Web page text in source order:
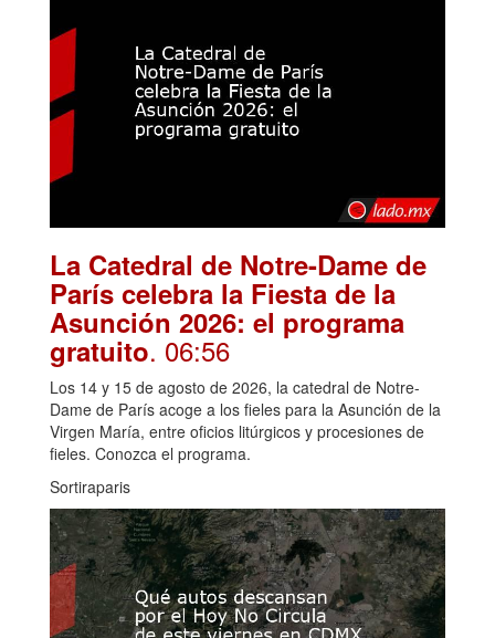
La Catedral de Notre-Dame de
París celebra la Fiesta de la
Asunción 2026: el programa
gratuito. 06:56
Los 14 y 15 de agosto de 2026, la catedral de Notre-
Dame de París acoge a los fieles para la Asunción de la
Virgen María, entre oficios litúrgicos y procesiones de
fieles. Conozca el programa.
Sortiraparis